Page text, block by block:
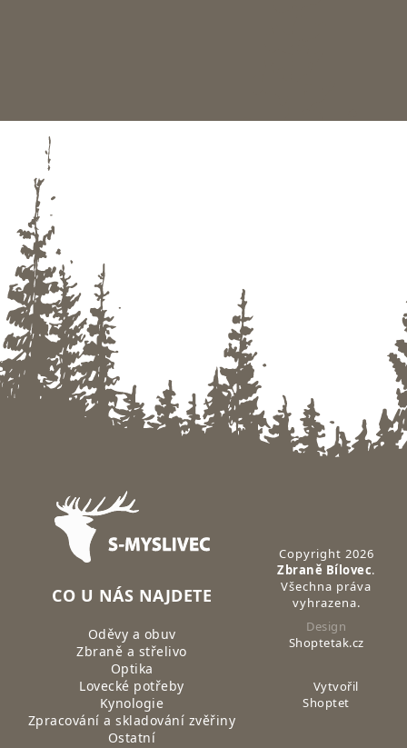
Zápatí
CO U NÁS NAJDETE
Oděvy a obuv
Zbraně a střelivo
Optika
Lovecké potřeby
Kynologie
Zpracování a skladování zvěřiny
Ostatní
Copyright 2026
Zbraně Bílovec.
Všechna práva
vyhrazena.
Design
Shoptetak.cz
Vytvořil
Shoptet